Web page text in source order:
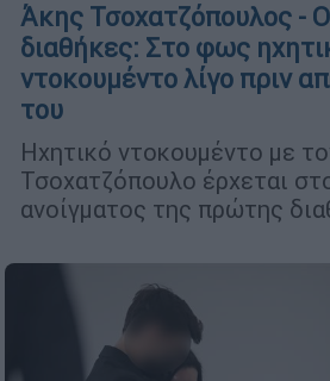
Άκης Τσοχατζόπουλος -
διαθήκες: Στο φως
ντοκουμέντο λίγο πριν
του
Ηχητικό ντοκουμέντο με
Τσοχατζόπουλο έρχεται
ανοίγματος της πρώτης